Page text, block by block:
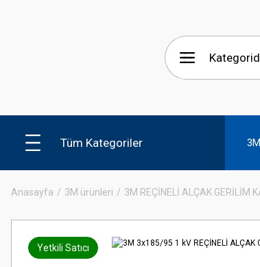
Tüm Kategoriler
Anasayfa 3M ürünleri 3M REÇİNELİ ALÇAK GERİLİM
Yetkili Satıcı